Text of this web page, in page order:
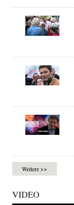
Weitere >>
VIDEO